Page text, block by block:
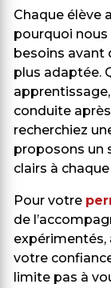
Chaque élève
pourquoi nous
besoins avant
plus adaptée.
conduite
recherchiez
proposons un
clairs à
Pour votre
de
votre
limite pas à